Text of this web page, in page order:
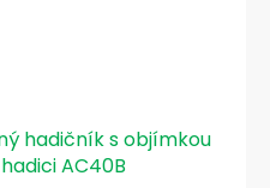
hadičník s objímkou
AC40B